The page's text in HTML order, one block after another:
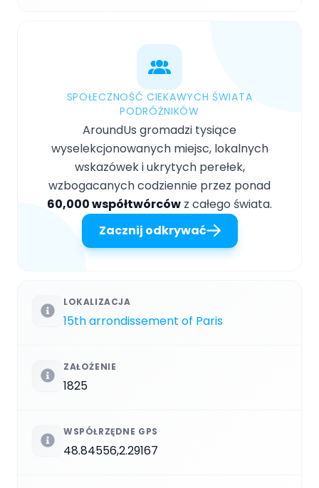
SPOŁECZNOŚĆ CIEKAWYCH ŚWIATA
PODRÓŻNIKÓW
AroundUs gromadzi tysiące
wyselekcjonowanych miejsc, lokalnych
wskazówek i ukrytych perełek,
wzbogacanych codziennie przez ponad
60,000 współtwórców z całego świata.
Zacznij odkrywać
LOKALIZACJA
15th arrondissement of Paris
ZAŁOŻENIE
1825
WSPÓŁRZĘDNE GPS
48.84556,2.29167